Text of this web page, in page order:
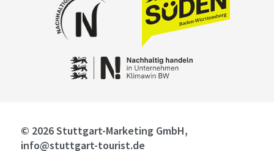
© 2026 Stuttgart-Marketing GmbH,
info@stuttgart-tourist.de